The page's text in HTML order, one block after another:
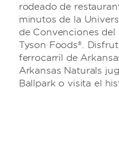
rodeado de
minutos de la
de Convenciones
Tyson Foods®.
ferrocarril de
Arkansas Naturals
Ballpark o visita el